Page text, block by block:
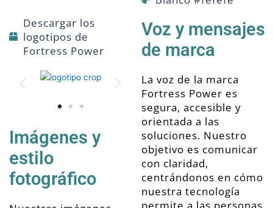
Descargar los
logotipos de
Fortress Power
Imágenes y
estilo
fotográfico
Voz y mensajes
de marca
La voz de la marca
Fortress Power es
segura, accesible y
orientada a las
soluciones. Nuestro
objetivo es comunicar
con claridad,
centrándonos en cómo
nuestra tecnología
permite a las personas